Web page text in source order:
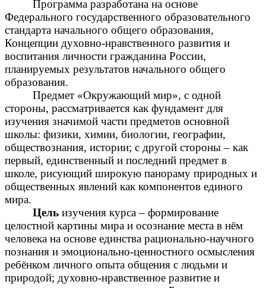
Программа разработана на основе
Федерального государственного образовательного
стандарта начального общего образования,
Концепции духовно-нравственного развития и
воспитания личности гражданина России,
планируемых результатов начального общего
образования.
Предмет «Окружающий мир», с одной
стороны, рассматривается как фундамент для
изучения значимой части предметов основной
школы: физики, химии, биологии, географии,
обществознания, истории; с другой стороны – как
первый, единственный и последний предмет в
школе, рисующий широкую панораму природных и
общественных явлений как компонентов единого
мира.
Цельизучения курса – формирование
целостной картины мира и осознание места в нём
человека на основе единства рационально-научного
познания и эмоционально-ценностного осмысления
ребёнком личного опыта общения с людьми и
природой; духовно-нравственное развитие и